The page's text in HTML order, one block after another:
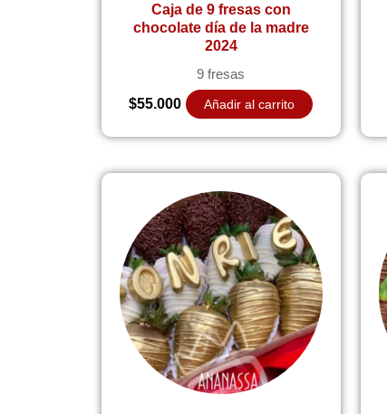
Caja de 9 fresas con
chocolate día de la madre
2024
9 fresas
$55.000 Añadir al carrito